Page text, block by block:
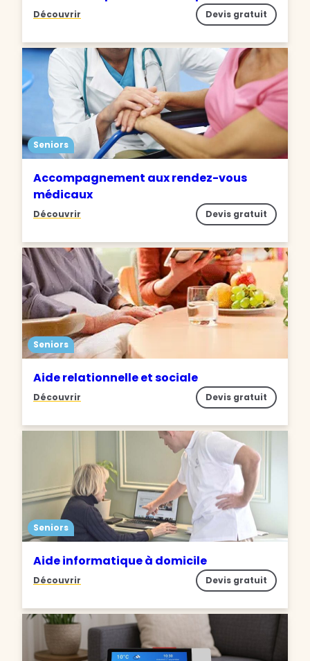
Découvrir Devis gratuit
Seniors
Accompagnement aux rendez-vous
médicaux
Découvrir Devis gratuit
Seniors
Aide relationnelle et sociale
Découvrir Devis gratuit
Seniors
Aide informatique à domicile
Découvrir Devis gratuit